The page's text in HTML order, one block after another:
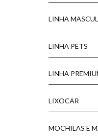
LINHA
LINHA PETS
LINHA
LIXOCAR
MOCHILAS E